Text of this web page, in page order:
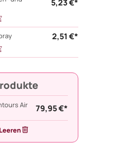
5,23 €*
2,51 €*
Air 79,95 €*
Leeren